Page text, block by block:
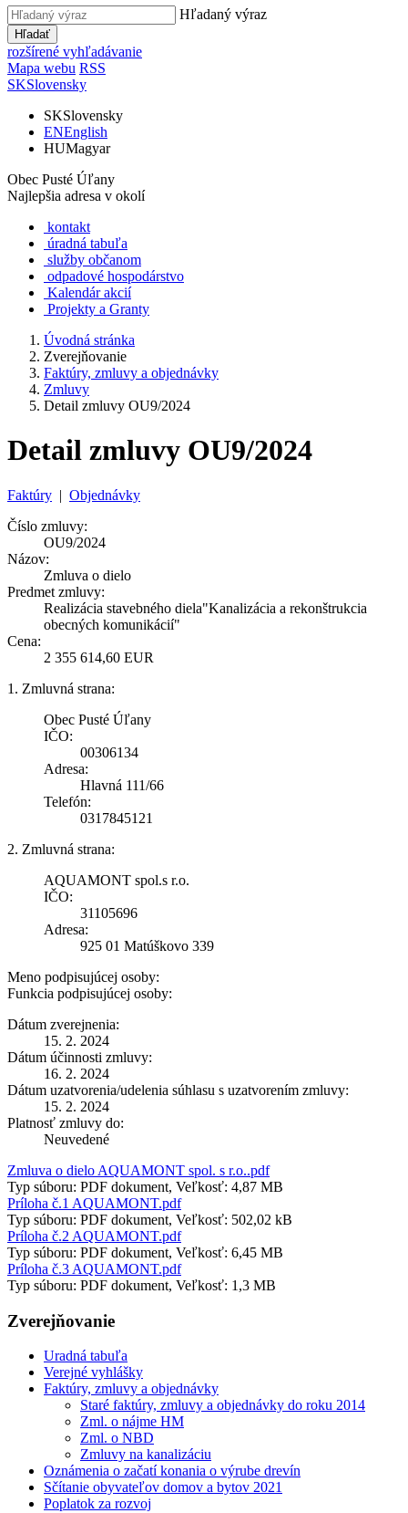
Hľadaný výraz
Hľadať
rozšírené vyhľadávanie
Mapa webu RSS
SKSlovensky
SKSlovensky
ENEnglish
HUMagyar
Obec Pusté Úľany
Najlepšia adresa v okolí
kontakt
úradná tabuľa
služby občanom
odpadové hospodárstvo
Kalendár akcií
Projekty a Granty
Úvodná stránka
Zverejňovanie
Faktúry, zmluvy a objednávky
Zmluvy
Detail zmluvy OU9/2024
Detail zmluvy OU9/2024
Faktúry | Objednávky
Číslo zmluvy:
OU9/2024
Názov:
Zmluva o dielo
Predmet zmluvy:
Realizácia stavebného diela"Kanalizácia a rekonštrukcia
obecných komunikácií"
Cena:
2 355 614,60 EUR
1. Zmluvná strana:
Obec Pusté Úľany
IČO:
00306134
Adresa:
Hlavná 111/66
Telefón:
0317845121
2. Zmluvná strana:
AQUAMONT spol.s r.o.
IČO:
31105696
Adresa:
925 01 Matúškovo 339
Meno podpisujúcej osoby:
Funkcia podpisujúcej osoby:
Dátum zverejnenia:
15. 2. 2024
Dátum účinnosti zmluvy:
16. 2. 2024
Dátum uzatvorenia/udelenia súhlasu s uzatvorením zmluvy:
15. 2. 2024
Platnosť zmluvy do:
Neuvedené
Zmluva o dielo AQUAMONT spol. s r.o..pdf
Typ súboru: PDF dokument, Veľkosť: 4,87 MB
Príloha č.1 AQUAMONT.pdf
Typ súboru: PDF dokument, Veľkosť: 502,02 kB
Príloha č.2 AQUAMONT.pdf
Typ súboru: PDF dokument, Veľkosť: 6,45 MB
Príloha č.3 AQUAMONT.pdf
Typ súboru: PDF dokument, Veľkosť: 1,3 MB
Zverejňovanie
Uradná tabuľa
Verejné vyhlášky
Faktúry, zmluvy a objednávky
Staré faktúry, zmluvy a objednávky do roku 2014
Zml. o nájme HM
Zml. o NBD
Zmluvy na kanalizáciu
Oznámenia o začatí konania o výrube drevín
Sčítanie obyvateľov domov a bytov 2021
Poplatok za rozvoj